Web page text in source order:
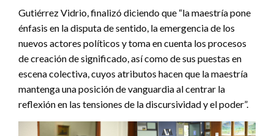
Gutiérrez Vidrio, finalizó diciendo que “la maestría pone
énfasis en la disputa de sentido, la emergencia de los
nuevos actores políticos y toma en cuenta los procesos
de creación de significado, así como de sus puestas en
escena colectiva, cuyos atributos hacen que la maestría
mantenga una posición de vanguardia al centrar la
reflexión en las tensiones de la discursividad y el poder”.